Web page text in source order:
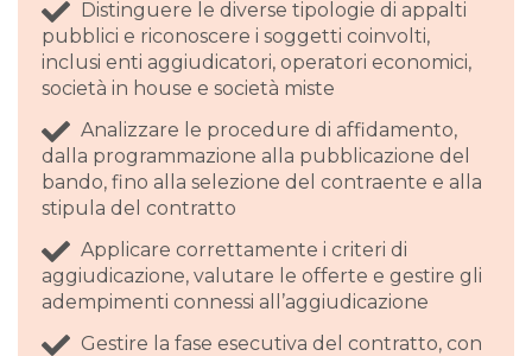
Distinguere le diverse tipologie di appalti
pubblici e riconoscere i soggetti coinvolti,
inclusi enti aggiudicatori, operatori economici,
società in house e società miste
Analizzare le procedure di affidamento,
dalla programmazione alla pubblicazione del
bando, fino alla selezione del contraente e alla
stipula del contratto
Applicare correttamente i criteri di
aggiudicazione, valutare le offerte e gestire gli
adempimenti connessi all’aggiudicazione
Gestire la fase esecutiva del contratto, con